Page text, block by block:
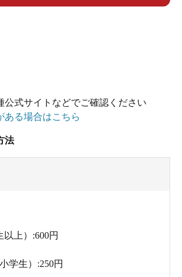
式サイトなどでご確認ください
ある場合はこちら
法
上）:600円
学生）:250円